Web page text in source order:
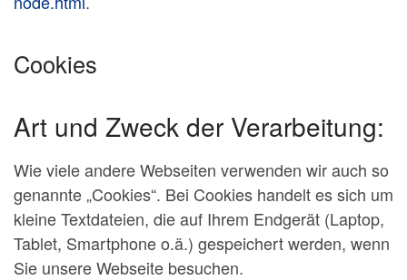
Cookies
Art und Zweck der Verarbeitung:
Wie viele andere Webseiten verwenden wir auch so
genannte „Cookies“. Bei Cookies handelt es sich um
kleine Textdateien, die auf Ihrem Endgerät (Laptop,
Tablet, Smartphone o.ä.) gespeichert werden, wenn
Sie unsere Webseite besuchen.